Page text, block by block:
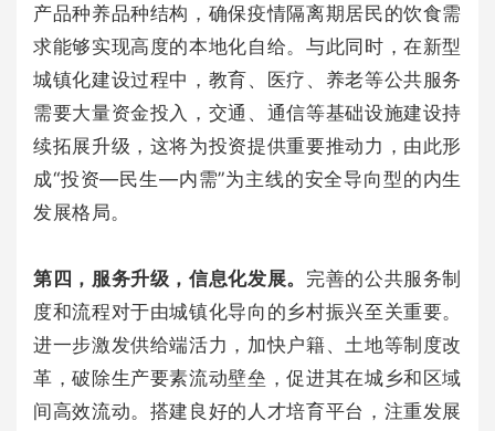
产品种养品种结构，确保疫情隔离期居民的饮食需
求能够实现高度的本地化自给。与此同时，在新型
城镇化建设过程中，教育、医疗、养老等公共服务
需要大量资金投入，交通、通信等基础设施建设持
续拓展升级，这将为投资提供重要推动力，由此形
成“投资—民生—内需”为主线的安全导向型的内生
发展格局。
第四，服务升级，信息化发展。 完善的公共服务制
度和流程对于由城镇化导向的乡村振兴至关重要。
进一步激发供给端活力，加快户籍、土地等制度改
革，破除生产要素流动壁垒，促进其在城乡和区域
间高效流动。搭建良好的人才培育平台，注重发展